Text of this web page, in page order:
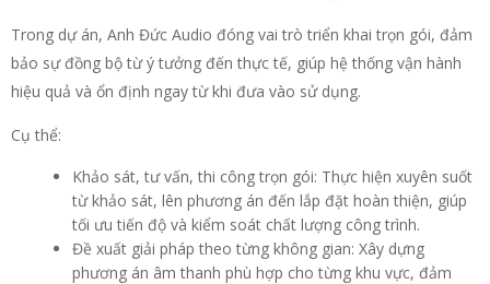
Trong dự án, Anh Đức Audio đóng vai trò triển khai trọn gói, đảm
bảo sự đồng bộ từ ý tưởng đến thực tế, giúp hệ thống vận hành
hiệu quả và ổn định ngay từ khi đưa vào sử dụng.
Cụ thể:
Khảo sát, tư vấn, thi công trọn gói: Thực hiện xuyên suốt
từ khảo sát, lên phương án đến lắp đặt hoàn thiện, giúp
tối ưu tiến độ và kiểm soát chất lượng công trình.
Đề xuất giải pháp theo từng không gian: Xây dựng
phương án âm thanh phù hợp cho từng khu vực, đảm